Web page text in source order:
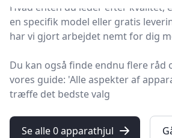
Hvad enten du leder efter kvalitet,
en specifik model eller gratis
har vi gjort arbejdet nemt for dig
Du kan også finde endnu flere råd
vores guide: 'Alle aspekter af
træffe det bedste valg
Se alle 0 apparathjul